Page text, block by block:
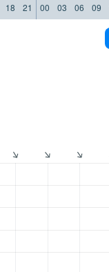
18 21 00 03 06 09